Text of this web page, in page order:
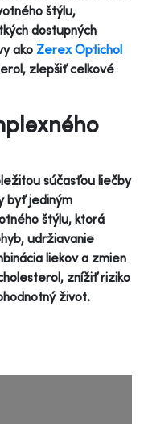
štýlu,
dostupných
ako Zerex Optichol
zlepšiť celkové
súčasťou liečby
byť jediným
štýlu, ktorá
udržiavanie
liekov a zmien
znížiť riziko
život.